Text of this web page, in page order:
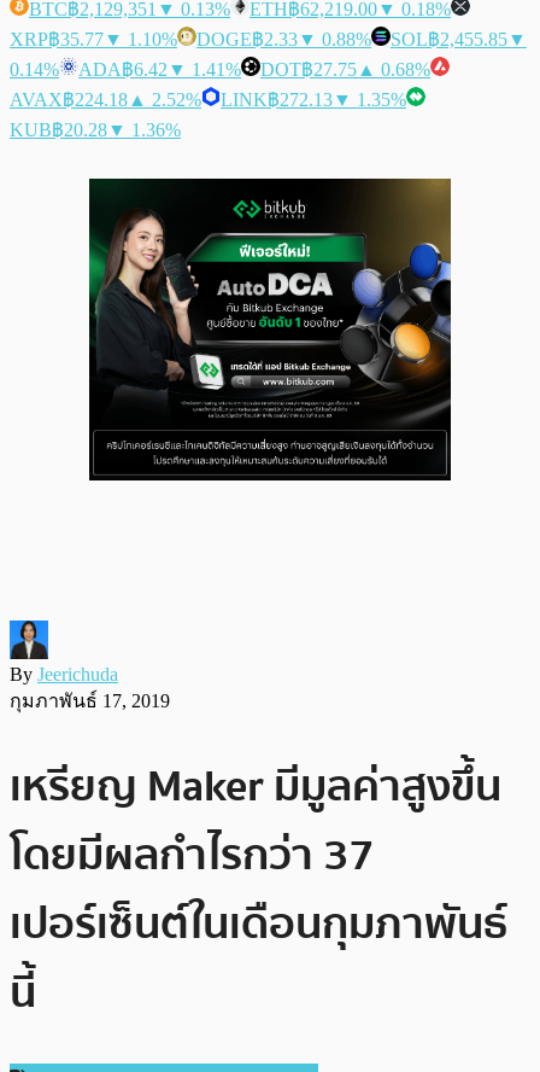
BTC฿2,129,351 ▼ 0.13% ETH฿62,219.00▼ 0.18%
XRP฿35.77▼ 1.10% DOGE฿2.33▼ 0.88% SOL฿2,455.85▼
0.14%
ADA฿6.42 ▼ 1.41% DOT฿27.75 ▲ 0.68%
AVAX฿224.18 ▲ 2.52% LINK฿272.13▼ 1.35%
KUB฿20.28▼ 1.36%
By Jeerichuda
กุมภาพันธ์ 17, 2019
เหรียญ Maker มีมูลค่าสูงขึ้น
โดยมีผลกำไรกว่า 37
เปอร์เซ็นต์ในเดือนกุมภาพันธ์
นี้